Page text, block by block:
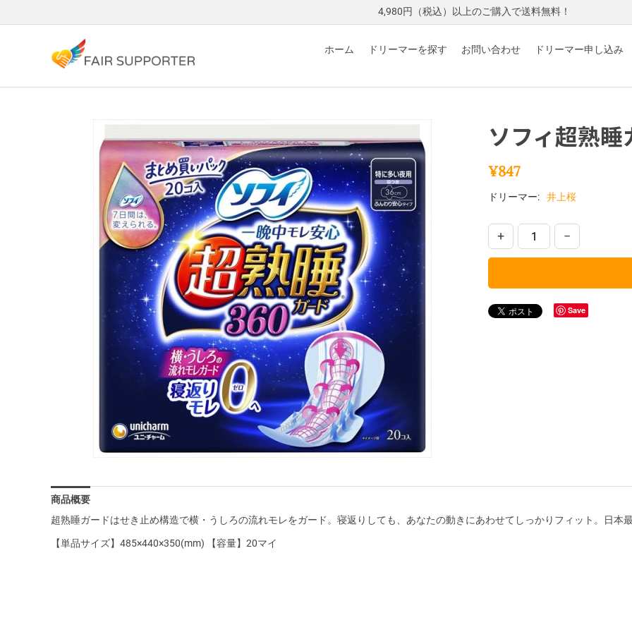
4,980円（税込）以上のご購入で送料無料！
ホーム ドリーマーを探す お問い合わせ ドリーマー申し込み
ソフィ超熟
¥847
ドリーマー: 井上桜
+ −
Save
商品概要
超熟睡ガードはせき止め構造で横・うしろの流れモレをガード。寝返りしても、あなたの動きにあわせてしっかりフィット。日本
【単品サイズ】485×440×350(mm) 【容量】20マイ